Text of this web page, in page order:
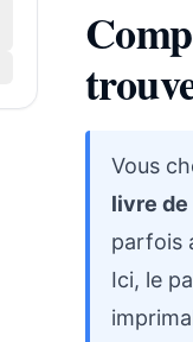
Vous
livre de
parfois
Ici, le